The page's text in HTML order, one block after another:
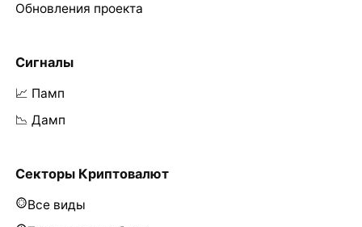
Обновления проекта
Сигналы
📈 Памп
📉 Дамп
Секторы Криптовалют
Все виды